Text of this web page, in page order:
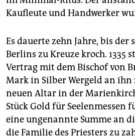
Kaufleute und Handwerker
Es dauerte zehn Jahre, bis der
Berlins zu Kreuze kroch. 1335
Vertrag mit dem Bischof von
Mark in Silber Wergeld an ihn
neuen Altar in der
Stück Gold für Seelenmessen
eine ungenannte Summe an
die Familie des Priesters zu